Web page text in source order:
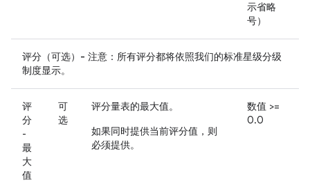
示省略
号）
评分（可选）- 注意：所有评分都将依照我们的标准星级分级
制度显示。
评
分
-
最
大
值
可
选
评分量表的最大值。
如果同时提供当前评分值，则
必须提供。
数值 >=
0.0